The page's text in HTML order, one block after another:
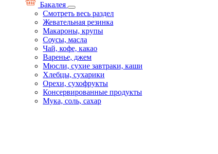
Бакалея
Смотреть весь раздел
Жевательная резинка
Макароны, крупы
Соусы, масла
Чай, кофе, какао
Варенье, джем
Мюсли, сухие завтраки, каши
Хлебцы, сухарики
Орехи, сухофрукты
Консервированные продукты
Мука, соль, сахар